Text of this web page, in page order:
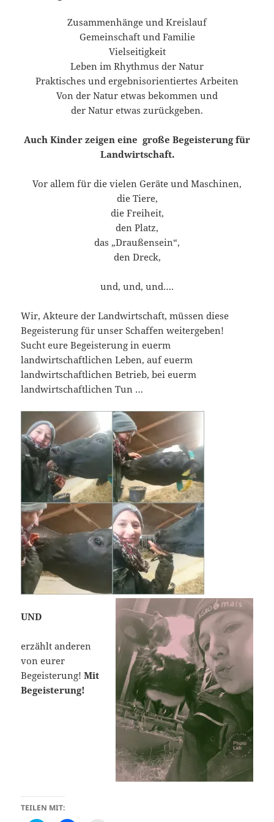
Zusammenhänge und Kreislauf
Gemeinschaft und Familie
Vielseitigkeit
Leben im Rhythmus der Natur
Praktisches und ergebnisorientiertes Arbeiten
Von der Natur etwas bekommen und
der Natur etwas zurückgeben.
Auch Kinder zeigen eine große Begeisterung für
Landwirtschaft.
Vor allem für die vielen Geräte und Maschinen,
die Tiere,
die Freiheit,
den Platz,
das „Draußensein“,
den Dreck,
und, und, und….
Wir, Akteure der Landwirtschaft, müssen diese
Begeisterung für unser Schaffen weitergeben!
Sucht eure Begeisterung in euerm
landwirtschaftlichen Leben, auf euerm
landwirtschaftlichen Betrieb, bei euerm
landwirtschaftlichen Tun …
UND
erzählt anderen
von eurer
Begeisterung!Mit
Begeisterung!
TEILEN MIT: